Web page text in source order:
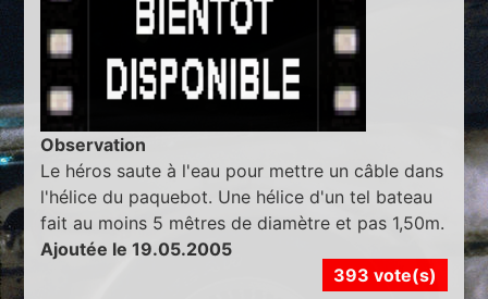
Observation
Le héros saute à l'eau pour mettre un câble dans
l'hélice du paquebot. Une hélice d'un tel bateau
fait au moins 5 mêtres de diamètre et pas 1,50m.
Ajoutée le 19.05.2005
393 vote(s)